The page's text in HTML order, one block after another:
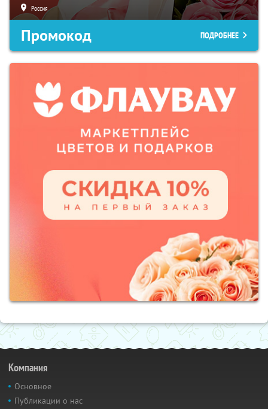
Россия
Промокод ПОДРОБНЕЕ
Компания
Основное
Публикации о нас